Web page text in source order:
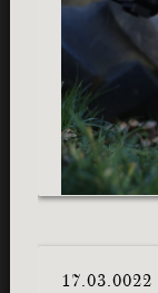
17.03.0022